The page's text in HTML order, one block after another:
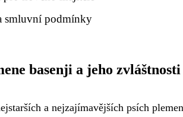
smluvní podmínky
basenji a jeho zvláštnosti
a nejzajímavějších psích